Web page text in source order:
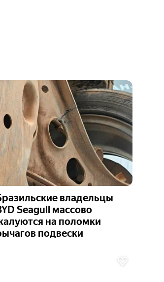
владельцы
Seagull массово
на поломки
подвески